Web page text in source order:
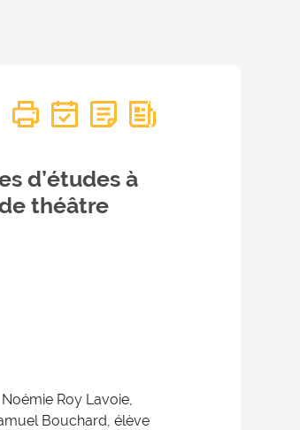
d’études à
théâtre
Roy Lavoie,
Bouchard, élève